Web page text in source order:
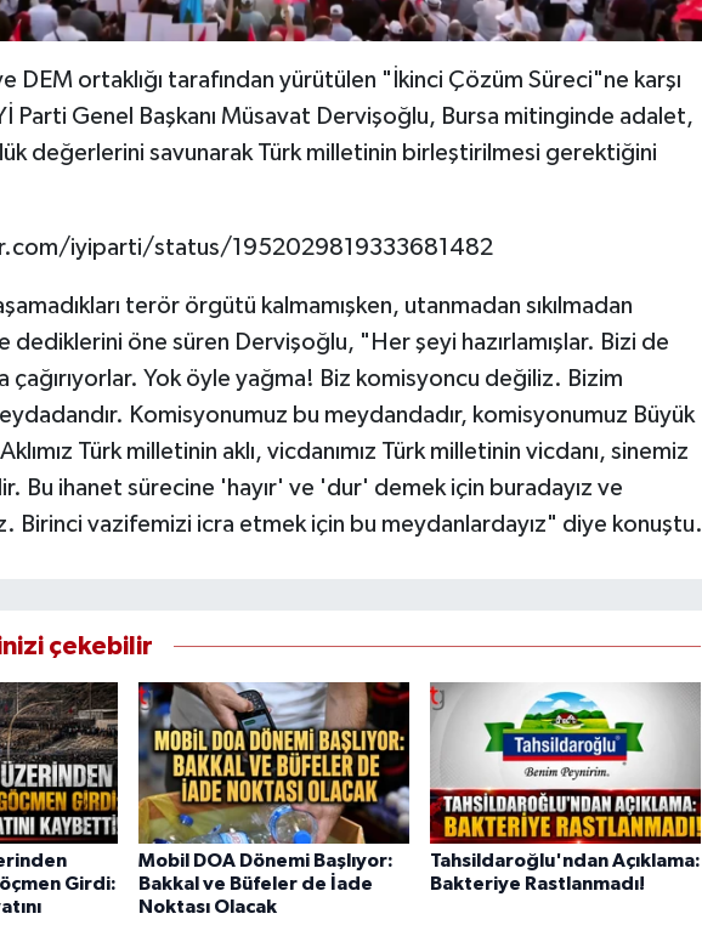
DEM ortaklığı tarafından yürütülen "İkinci Çözüm Süreci"ne karşı
Parti Genel Başkanı Müsavat Dervişoğlu, Bursa mitinginde adalet,
değerlerini savunarak Türk milletinin birleştirilmesi gerektiğini
iyiparti/status/1952029819333681482
terör örgütü kalmamışken, utanmadan sıkılmadan
dediklerini öne süren Dervişoğlu, "Her şeyi hazırlamışlar. Bizi de
çağırıyorlar. Yok öyle yağma! Biz komisyoncu değiliz. Bizim
Komisyonumuz bu meydandadır, komisyonumuz Büyük
Türk milletinin aklı, vicdanımız Türk milletinin vicdanı, sinemiz
Bu ihanet sürecine 'hayır' ve 'dur' demek için buradayız ve
Birinci vazifemizi icra etmek için bu meydanlardayız" diye konuştu.
çekebilir
Girdi:
Mobil DOA Dönemi Başlıyor:
Bakkal ve Büfeler de İade
Noktası Olacak
Tahsildaroğlu'ndan Açıklama:
Bakteriye Rastlanmadı!